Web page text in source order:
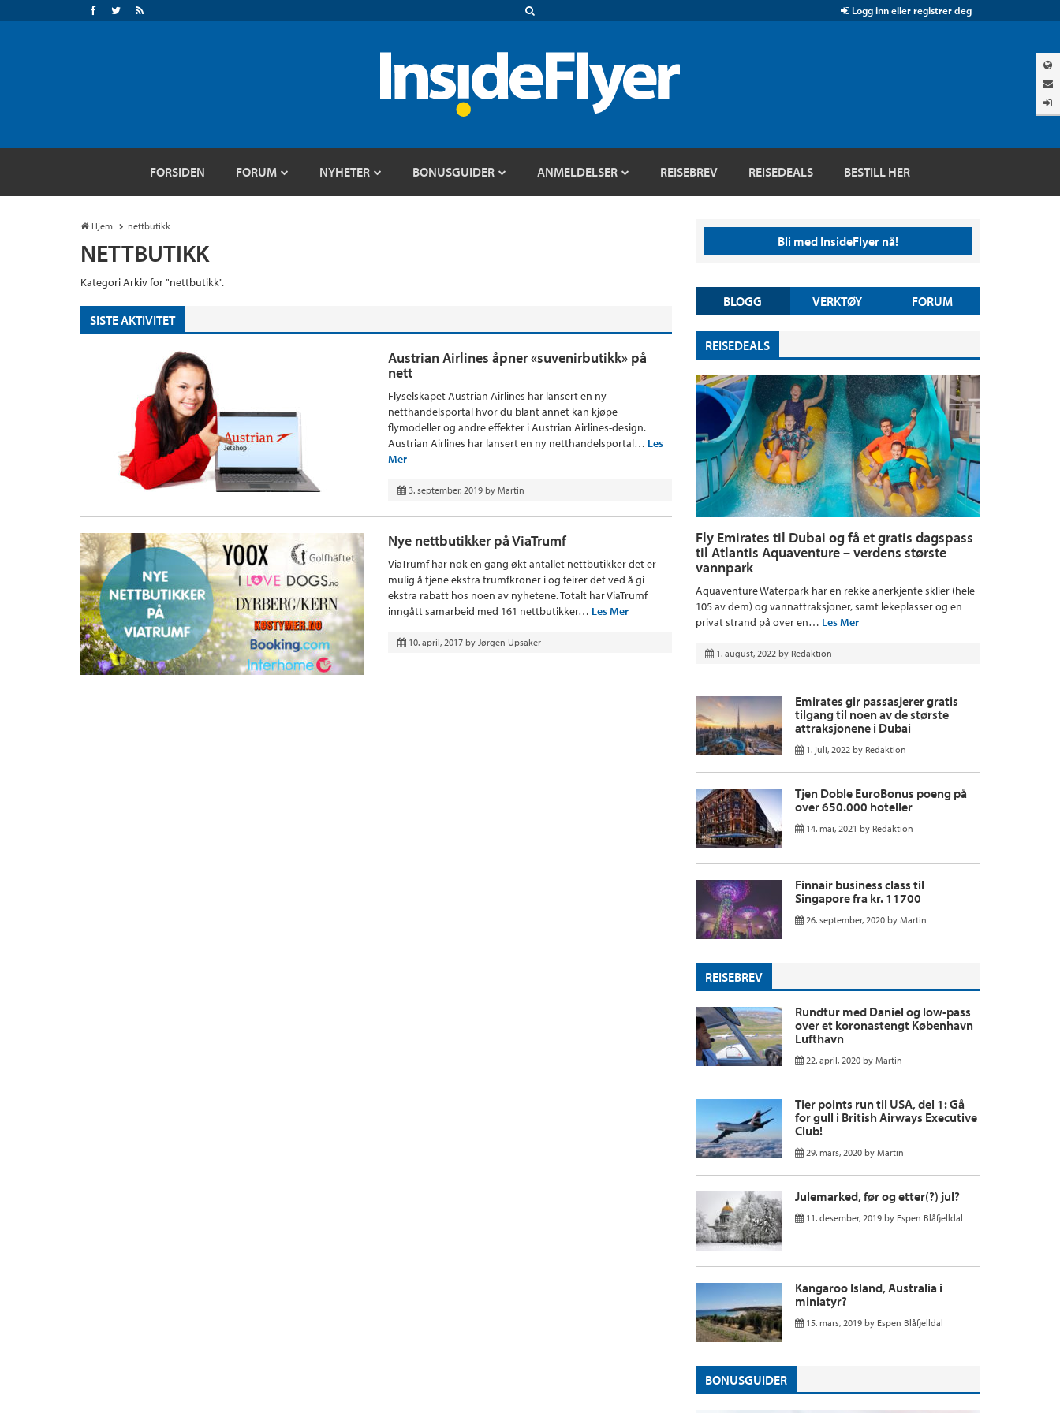
Logg inn eller registrer deg
FORSIDEN FORUM NYHETER BONUSGUIDER ANMELDELSER REISEBREV REISEDEALS BESTILL HER
Hjem nettbutikk
NETTBUTIKK
Kategori Arkiv for "nettbutikk".
SISTE AKTIVITET
Austrian Airlines åpner «suvenirbutikk» på
nett
Flyselskapet Austrian Airlines har lansert en ny
netthandelsportal hvor du blant annet kan kjøpe
flymodeller og andre effekter i Austrian Airlines-design.
Austrian Airlines har lansert en ny netthandelsportal… Les
Mer
3. september, 2019 by Martin
Nye nettbutikker på ViaTrumf
ViaTrumf har nok en gang økt antallet nettbutikker det er
mulig å tjene ekstra trumfkroner i og feirer det ved å gi
ekstra rabatt hos noen av nyhetene. Totalt har ViaTrumf
inngått samarbeid med 161 nettbutikker… Les Mer
10. april, 2017 by Jørgen Upsaker
Bli med InsideFlyer nå!
BLOGG VERKTØY FORUM
REISEDEALS
Fly Emirates til Dubai og få et gratis dagspass
til Atlantis Aquaventure – verdens største
vannpark
Aquaventure Waterpark har en rekke anerkjente sklier (hele
105 av dem) og vannattraksjoner, samt lekeplasser og en
privat strand på over en… Les Mer
1. august, 2022 by Redaktion
Emirates gir passasjerer gratis
tilgang til noen av de største
attraksjonene i Dubai
1. juli, 2022 by Redaktion
Tjen Doble EuroBonus poeng på
over 650.000 hoteller
14. mai, 2021 by Redaktion
Finnair business class til
Singapore fra kr. 11700
26. september, 2020 by Martin
REISEBREV
Rundtur med Daniel og low-pass
over et koronastengt København
Lufthavn
22. april, 2020 by Martin
Tier points run til USA, del 1: Gå
for gull i British Airways Executive
Club!
29. mars, 2020 by Martin
Julemarked, før og etter(?) jul?
11. desember, 2019 by Espen Blåfjelldal
Kangaroo Island, Australia i
miniatyr?
15. mars, 2019 by Espen Blåfjelldal
BONUSGUIDER